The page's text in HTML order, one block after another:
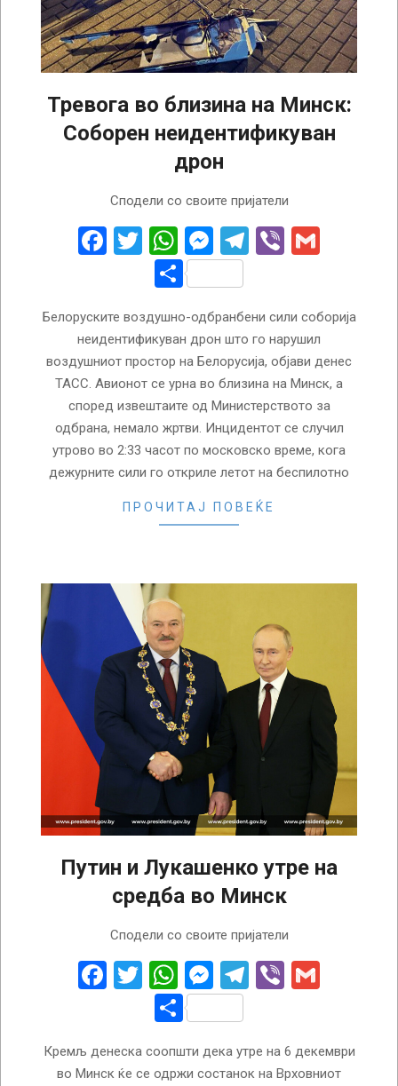
Тревога во близина на Минск:
Соборен неидентификуван
дрон
Сподели со своите пријатели
Facebook
Twitter
WhatsApp
Messenger
Telegram
Viber
Share
Белоруските воздушно-одбранбени сили соборија
неидентификуван дрон што го нарушил
воздушниот простор на Белорусија, објави денес
ТАСС. Авионот се урна во близина на Минск, а
според извештаите од Министерството за
одбрана, немало жртви. Инцидентот се случил
утрово во 2:33 часот по московско време, кога
дежурните сили го откриле летот на беспилотно
ПРОЧИТАЈ ПОВЕЌЕ
Путин и Лукашенко утре на
средба во Минск
Сподели со своите пријатели
Facebook
Twitter
WhatsApp
Messenger
Telegram
Viber
Share
Кремљ денеска соопшти дека утре на 6 декември
во Минск ќе се одржи состанок на Врховниот